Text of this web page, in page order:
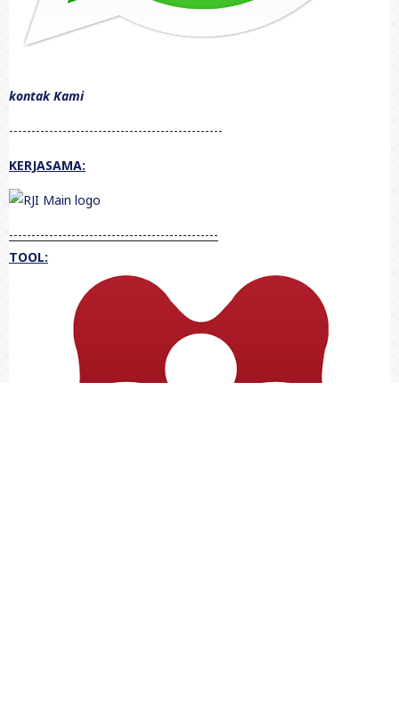
kontak Kami
------------------------------------------------
KERJASAMA:
-----------------------------------------------
TOOL: